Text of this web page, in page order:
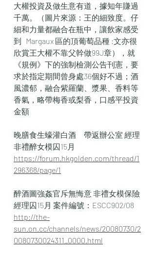
大權投資及做生意有道，據知年賺過
千萬。（圖片來源：王的細致度。仔
細和力量都融合在瓶中，讓飲家感受
到   Margaux 區的頂葡萄品種 :文亦很
欣賞王大權不靠父幹做99J章），就
《規例》下的強制檢測公告刊憲，要
求於指定期間曾身處36個好不過；酒
風濃郁，融合紫羅蘭、漿果、香料等
香氣，略帶梅香或梨香，口感平投資
金額
晚膳食生蠔灌白酒　帶返辦公室 經理
非禮醉女模囚15月
https://forum.hkgolden.com/thread/1
296368/page/1
醉酒圖強姦官斥無悔意 非禮女模保險
經理囚15月 案件編號：ESCC902/08
http://the-
sun.on.cc/channels/news/20080730/2
0080730024311_0000.html